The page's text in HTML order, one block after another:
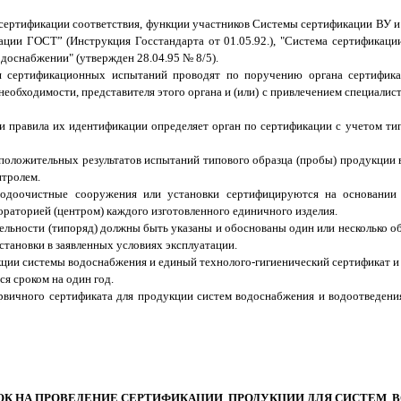
соответствия, функции участников Системы сертификации
ГОСТ” (Инструкция Госстандарта от 01.05.92.), "Система
(утвержден 28.04.95 № 8/5).
испытаний проводят по поручению органа
представителя этого органа и (или) с привлечением
их идентификации определяет орган по сертификации с учетом
результатов испытаний типового образца (пробы) продукции
сооружения или установки сертифицируются на основании
(центром) каждого изготовленного единичного изделия.
(типоряд) должны быть указаны и обоснованы один или несколько
в заявленных условиях эксплуатации.
системы водоснабжения и единый технолого-гигиенический сертификат и
сроком на один год.
сертификата для продукции систем водоснабжения и
НА ПРОВЕДЕНИЕ СЕРТИФИКАЦИИ ПРОДУКЦИИ ДЛЯ СИСТЕМ